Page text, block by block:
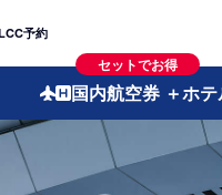
予約
セットでお得
国内航空券 ＋ホ